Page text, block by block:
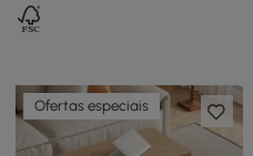
Ofertas especiais